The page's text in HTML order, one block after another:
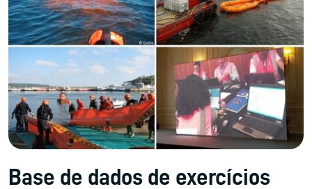
Base de dados de exercícios